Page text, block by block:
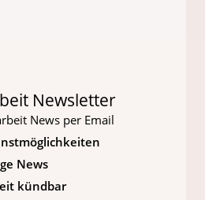
Newsletter
News per Email
News
kündbar